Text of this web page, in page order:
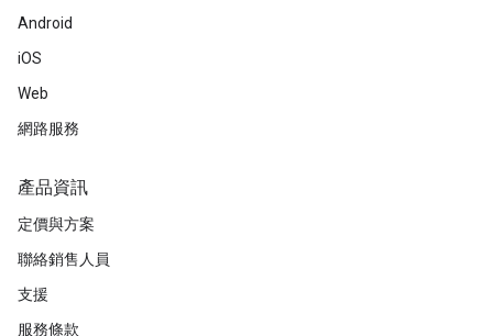
Android
iOS
Web
網路服務
產品資訊
定價與方案
聯絡銷售人員
支援
服務條款